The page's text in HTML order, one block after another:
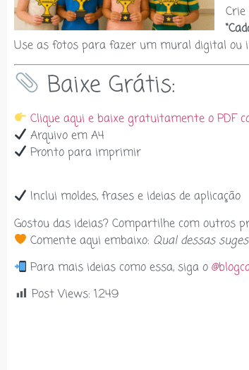
Use as fotos para fazer um mural digital ou
Baixe Grátis:
Clique aqui e baixe gratuitamente o PDF
Arquivo em A4
Pronto para imprimir
Inclui moldes, frases e ideias de aplicação
Gostou das ideias? Compartilhe com outros
Comente aqui embaixo: Qual dessas
Para mais ideias como essa, siga o
Post Views: 1.249